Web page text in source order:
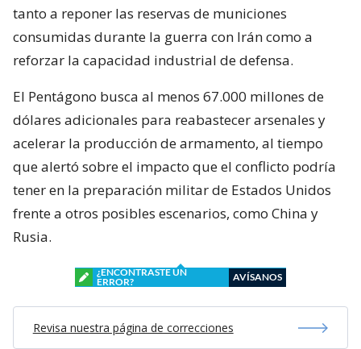
tanto a reponer las reservas de municiones
consumidas durante la guerra con Irán como a
reforzar la capacidad industrial de defensa.
El Pentágono busca al menos 67.000 millones de
dólares adicionales para reabastecer arsenales y
acelerar la producción de armamento, al tiempo
que alertó sobre el impacto que el conflicto podría
tener en la preparación militar de Estados Unidos
frente a otros posibles escenarios, como China y
Rusia.
¿ENCONTRASTE UN
ERROR?
AVÍSANOS
Revisa nuestra página de correcciones